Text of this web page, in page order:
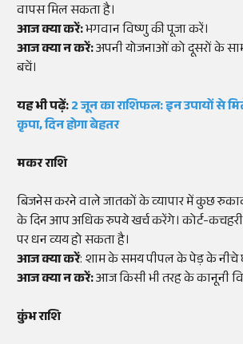
वापस मिल सकता है।
आज क्या करें:भगवान विष्णु की पूजा करें।
आज क्या न करें:अपनी योजनाओं को दूसरों के
बचें।
यह भी पढ़ें:2 जून का राशिफल: इन उपायों से
कृपा, दिन होगा बेहतर
मकर राशि
बिजनेस करने वाले जातकों के व्यापार में कुछ
के दिन आप अधिक रुपये खर्च करेंगे। कोर्ट-कचहरी
पर धन व्यय हो सकता है।
आज क्या करें: शाम के समय पीपल के पेड़ के नीचे
आज क्या न करें:आज किसी भी तरह के कानूनी
कुंभ राशि